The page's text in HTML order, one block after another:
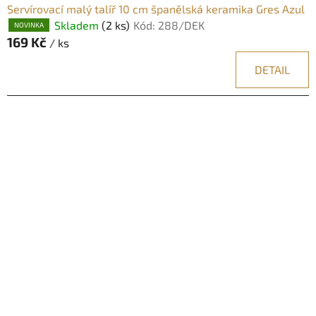
Servírovací malý talíř 10 cm španělská keramika Gres Azul
NOVINKA Skladem (2 ks) Kód: 288/DEK
169 Kč / ks
DETAIL